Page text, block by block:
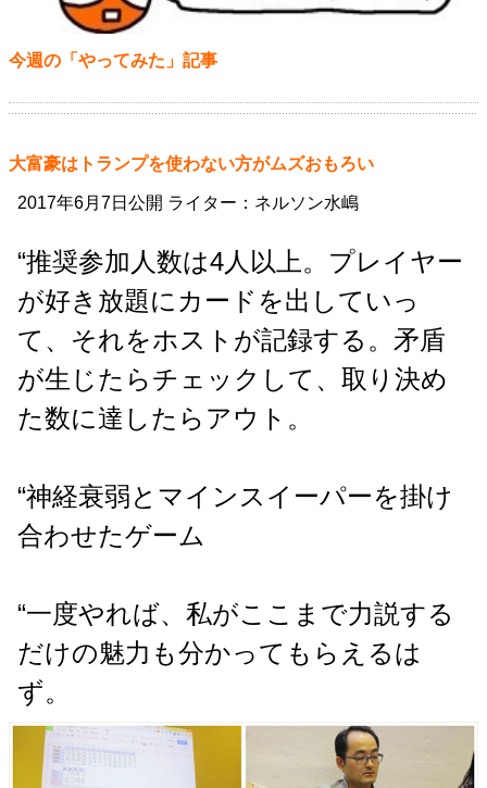
今週の「やってみた」記事
大富豪はトランプを使わない方がムズおもろい
2017年6月7日公開 ライター：ネルソン水嶋
“推奨参加人数は4人以上。プレイヤー
が好き放題にカードを出していっ
て、それをホストが記録する。矛盾
が生じたらチェックして、取り決め
た数に達したらアウト。
“神経衰弱とマインスイーパーを掛け
合わせたゲーム
“一度やれば、私がここまで力説する
だけの魅力も分かってもらえるは
ず。